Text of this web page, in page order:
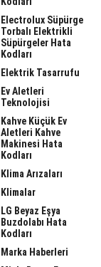
Electrolux Süpürge
Torbalı Elektrikli
Süpürgeler Hata
Kodları
Elektrik Tasarrufu
Ev Aletleri
Teknolojisi
Kahve Küçük Ev
Aletleri Kahve
Makinesi Hata
Kodları
Klima Arızaları
Klimalar
LG Beyaz Eşya
Buzdolabı Hata
Kodları
Marka Haberleri